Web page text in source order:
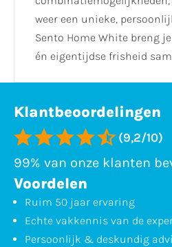
weer een unieke,
Sento Home White breng
én eigentijdse frisheid
Klantbeoordelingen
(9,2/10)
99% van onze klanten
Voordelen
Ruim 50 jaar ervaring
Echte vakkennis van de
Persoonlijk & deskundig